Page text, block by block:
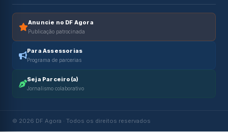
Anuncie no DF Agora
Publicação patrocinada
Para Assessorias
Programa de parcerias
Seja Parceiro(a)
Jornalismo colaborativo
© 2026 DF Agora · Todos os direitos reservados